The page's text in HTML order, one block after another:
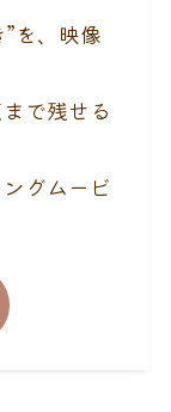
を、映像
で残せる
グムービ